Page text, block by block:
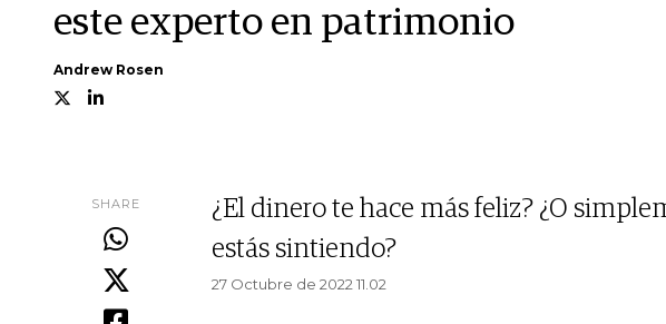
este experto en patrimonio
Andrew Rosen
SHARE
¿El dinero te hace más feliz? ¿O
estás sintiendo?
27 Octubre de 2022 11.02